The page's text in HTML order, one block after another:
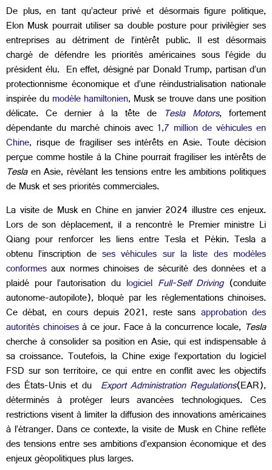
De plus, en tant qu’acteur privé et désormais figure politique,
Elon Musk pourrait utiliser sa double posture pour privilégier ses
entreprises au détriment de l’intérêt public. Il est désormais
chargé de défendre les priorités américaines sous l’égide du
président élu. En effet, désigné par Donald Trump, partisan d’un
protectionnisme économique et d’une réindustrialisation nationale
inspirée dumodèle hamiltonien, Musk se trouve dans une position
délicate. Ce dernier à la tête de Tesla Motors, fortement
dépendante du marché chinois avec 1,7 million de véhicules en
Chine, risque de fragiliser ses intérêts en Asie. Toute décision
perçue comme hostile à la Chine pourrait fragiliser les intérêts de
Teslaen Asie, révélant les tensions entre les ambitions politiques
de Musk et ses priorités commerciales.
La visite de Musk en Chine en janvier 2024 illustre ces enjeux.
Lors de son déplacement, il a rencontré le Premier ministre Li
Qiang pour renforcer les liens entre Tesla et Pékin. Tesla a
obtenu l’inscription de ses véhicules sur la liste des modèles
conformes aux normes chinoises de sécurité des données et a
plaidé pour l’autorisation du logiciel Full-Self Driving (conduite
autonome-autopilote), bloqué par les réglementations chinoises.
Ce débat, en cours depuis 2021, reste sans approbation des
autorités chinoisesà ce jour. Face à la concurrence locale, Tesla
cherche à consolider sa position en Asie, qui est indispensable à
sa croissance. Toutefois, la Chine exige l’exportation du logiciel
FSD sur son territoire, ce qui entre en conflit avec les objectifs
des États-Unis et du Export Administration Regulations(EAR),
déterminés à protéger leurs avancées technologiques. Ces
restrictions visent à limiter la diffusion des innovations américaines
à l’étranger. Dans ce contexte, la visite de Musk en Chine reflète
des tensions entre ses ambitions d’expansion économique et des
enjeux géopolitiques plus larges.